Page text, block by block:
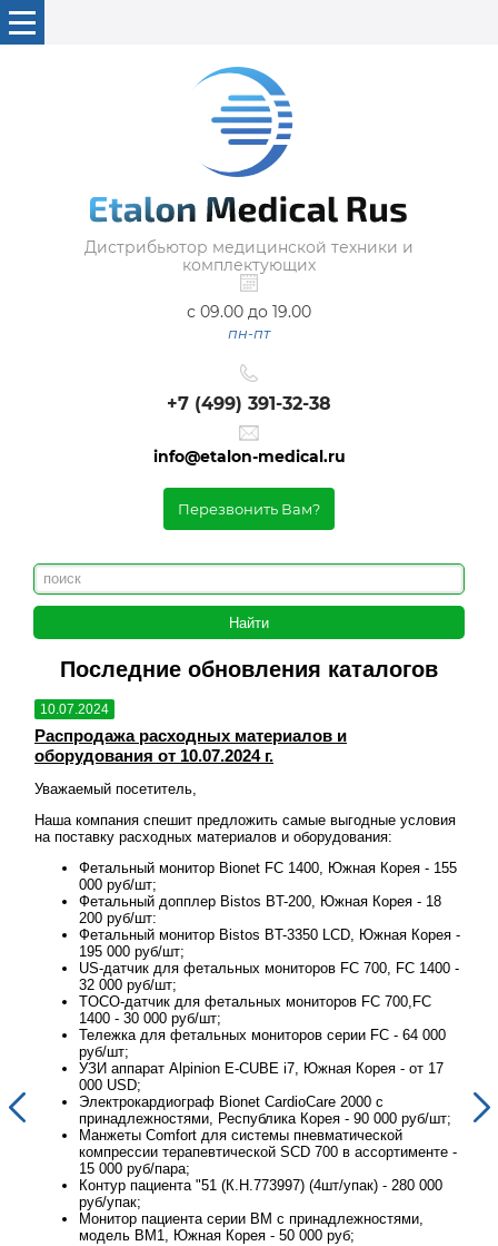
Дистрибьютор медицинской техники и
комплектующих
с 09.00 до 19.00
пн-пт
+7 (499) 391-32-38
info@etalon-medical.ru
Перезвонить Вам?
Последние обновления каталогов
10.07.2024
Распродажа расходных материалов и
оборудования от 10.07.2024 г.
Уважаемый посетитель,
Наша компания спешит предложить самые выгодные условия
на поставку расходных материалов и оборудования:
Фетальный монитор Bionet FC 1400, Южная Корея - 155
000 руб/шт;
Фетальный допплер Bistos BT-200, Южная Корея - 18
200 руб/шт:
Фетальный монитор Bistos BT-3350 LCD, Южная Корея -
195 000 руб/шт;
US-датчик для фетальных мониторов FC 700, FC 1400 -
32 000 руб/шт;
TOCO-датчик для фетальных мониторов FC 700,FC
1400 - 30 000 руб/шт;
Тележка для фетальных мониторов серии FC - 64 000
руб/шт;
УЗИ аппарат Alpinion E-CUBE i7, Южная Корея - от 17
000 USD;
Электрокардиограф Bionet CardioCare 2000 с
принадлежностями, Республика Корея - 90 000 руб/шт;
Манжеты Comfort для системы пневматической
компрессии терапевтической SCD 700 в ассортименте -
15 000 руб/пара;
Контур пациента "51 (К.Н.773997) (4шт/упак) - 280 000
руб/упак;
Монитор пациента серии BM с принадлежностями,
модель BM1, Южная Корея - 50 000 руб;